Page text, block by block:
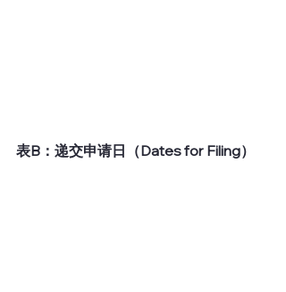
表B：递交申请日（Dates for Filing）